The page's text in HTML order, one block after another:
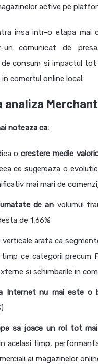
active pe
insa intr-o etapa
un comunicat de
consum si impactul tot
comertul online local.
analiza
noteaza ca:
o crestere medie
ce sugereaza o
mai mari de
de an volumul
de 1,66%
verticale arata ca
ce categorii precum
si schimbarile in
Internet nu mai este o
sa joace un rol tot
acelasi timp,
ai magazinelor